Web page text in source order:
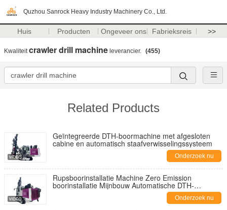
Quzhou Sanrock Heavy Industry Machinery Co., Ltd.
Huis Producten Ongeveer ons Fabrieksreis >>
Kwaliteitcrawler drill machine leverancier. (455)
Related Products
Geïntegreerde DTH-boormachine met afgesloten
cabine en automatisch staafverwisselingssysteem
Onderzoek nu
Rupsboorinstallatie Machine Zero Emission
boorinstallatie Mijnbouw Automatische DTH-
Onderzoek nu